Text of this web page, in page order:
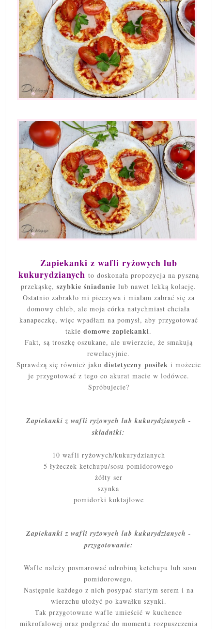
Zapiekanki z wafli ryżowych lub
kukurydzianych to doskonała propozycja na pyszną
przekąskę, szybkie śniadanie lub nawet lekką kolację.
Ostatnio zabrakło mi pieczywa i miałam zabrać się za
domowy chleb, ale moja córka natychmiast chciała
kanapeczkę, więc wpadłam na pomysł, aby przygotować
takie domowe zapiekanki.
Fakt, są troszkę oszukane, ale uwierzcie, że smakują
rewelacyjnie.
Sprawdzą się również jako dietetyczny posiłek i możecie
je przygotować z tego co akurat macie w lodówce.
Spróbujecie?
Zapiekanki z wafli ryżowych lub kukurydzianych -
składniki:
10 wafli ryżowych/kukurydzianych
5 łyżeczek ketchupu/sosu pomidorowego
żółty ser
szynka
pomidorki koktajlowe
Zapiekanki z wafli ryżowych lub kukurydzianych -
przygotowanie:
Wafle należy posmarować odrobiną ketchupu lub sosu
pomidorowego.
Następnie każdego z nich posypać startym serem i na
wierzchu ułożyć po kawałku szynki.
Tak przygotowane wafle umieścić w kuchence
mikrofalowej oraz podgrzać do momentu rozpuszczenia